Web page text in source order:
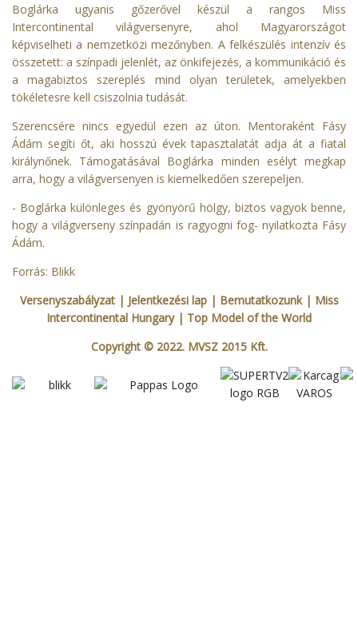
Boglárka ugyanis gőzerővel készül a rangos Miss
Intercontinental világversenyre, ahol Magyarországot
képviselheti a nemzetközi mezőnyben. A felkészülés intenzív és
összetett: a színpadi jelenlét, az önkifejezés, a kommunikáció és
a magabiztos szereplés mind olyan területek, amelyekben
tökéletesre kell csiszolnia tudását.
Szerencsére nincs egyedül ezen az úton. Mentoraként Fásy
Ádám segíti őt, aki hosszú évek tapasztalatát adja át a fiatal
királynőnek. Támogatásával Boglárka minden esélyt megkap
arra, hogy a világversenyen is kiemelkedően szerepeljen.
- Boglárka különleges és gyönyörű hölgy, biztos vagyok benne,
hogy a világverseny színpadán is ragyogni fog- nyilatkozta Fásy
Ádám.
Forrás: Blikk
Versenyszabályzat| Jelentkezési lap | Bemutatkozunk| Miss
Intercontinental Hungary| Top Model of the World
Copyright © 2022. MVSZ 2015 Kft.